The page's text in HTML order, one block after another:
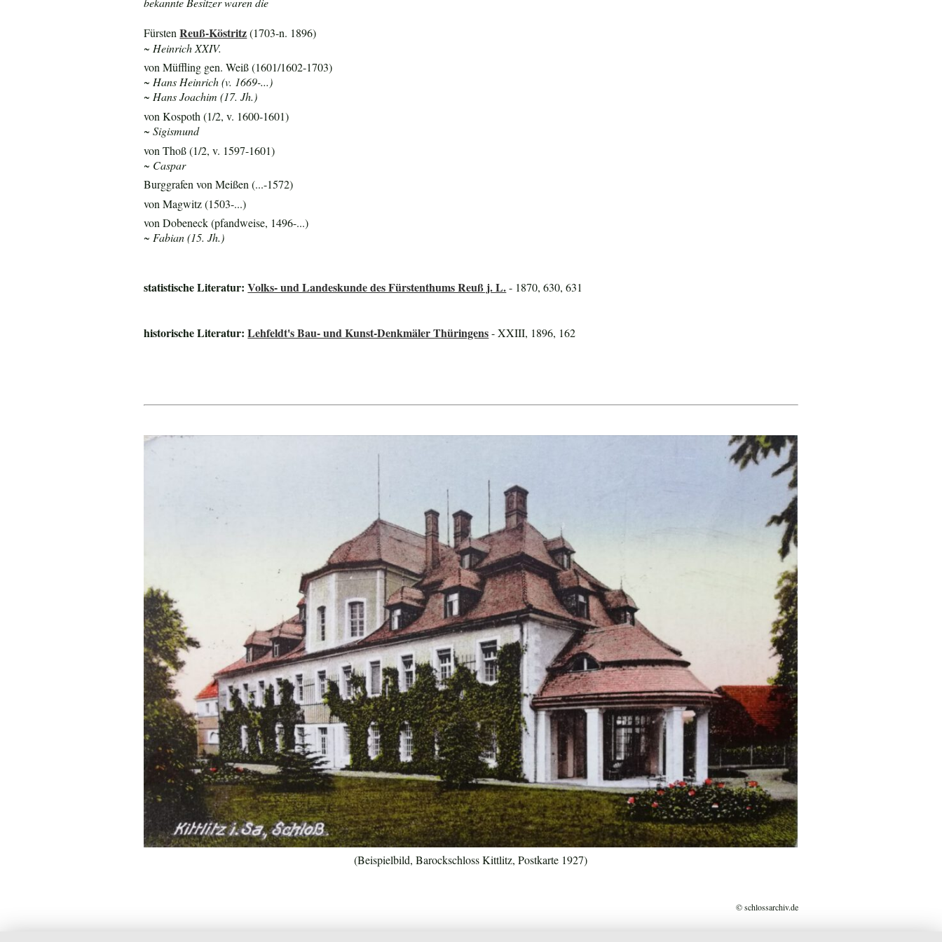
FürstenReuß-Köstritz(1703-n. 1896)
~ Heinrich XXIV.
von Müffling gen. Weiß (1601/1602-1703)
~ Hans Heinrich (v. 1669-...)
~ Hans Joachim (17. Jh.)
von Kospoth (1/2, v. 1600-1601)
~ Sigismund
von Thoß (1/2, v. 1597-1601)
~ Caspar
Burggrafen von Meißen (...-1572)
von Magwitz (1503-...)
von Dobeneck (pfandweise, 1496-...)
~ Fabian (15. Jh.)
statistische Literatur:Volks- und Landeskunde des Fürstenthums Reuß j. L.- 1870, 630, 631
historische Literatur:Lehfeldt's Bau- und Kunst-Denkmäler Thüringens- XXIII, 1896, 162
(Beispielbild, Barockschloss Kittlitz, Postkarte 1927)
© schlossarchiv.de